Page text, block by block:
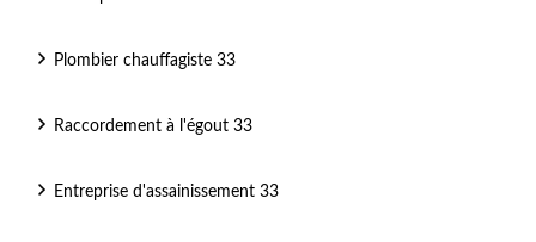
Plombier chauffagiste 33
Raccordement à l'égout 33
Entreprise d'assainissement 33